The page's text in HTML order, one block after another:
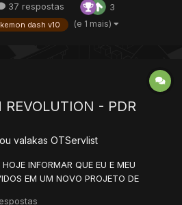
sério de pokemon, logo abaixo eu
dos sistemas, por enquanto vamo...
37 respostas 3
dash v10 (e 1 mais)
REVOLUTION - PDR
valakas OTServlist
INFORMAR QUE EU E MEU
EM UM NOVO PROJETO DE